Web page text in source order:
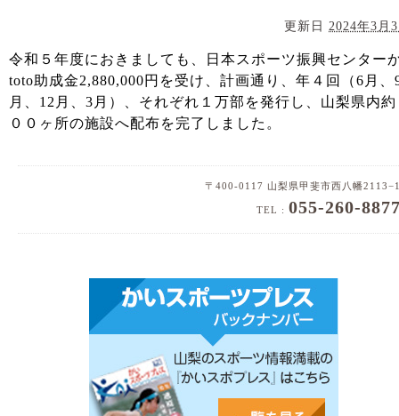
更新日 2024年3月
令和５年度におきましても、日本スポーツ振興センター
toto助成金2,880,000円を受け、計画通り、年４回（6月、
月、12月、3月）、それぞれ１万部を発行し、山梨県内約
００ヶ所の施設へ配布を完了しました。
〒400-0117 山梨県甲斐市西八幡
TEL : 055-260-